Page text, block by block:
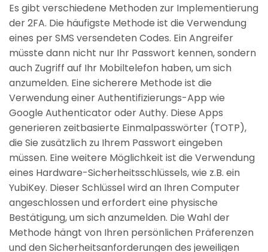
Es gibt verschiedene Methoden zur Implementierung
der 2FA. Die häufigste Methode ist die Verwendung
eines per SMS versendeten Codes. Ein Angreifer
müsste dann nicht nur Ihr Passwort kennen, sondern
auch Zugriff auf Ihr Mobiltelefon haben, um sich
anzumelden. Eine sicherere Methode ist die
Verwendung einer Authentifizierungs-App wie
Google Authenticator oder Authy. Diese Apps
generieren zeitbasierte Einmalpasswörter (TOTP),
die Sie zusätzlich zu Ihrem Passwort eingeben
müssen. Eine weitere Möglichkeit ist die Verwendung
eines Hardware-Sicherheitsschlüssels, wie z.B. ein
YubiKey. Dieser Schlüssel wird an Ihren Computer
angeschlossen und erfordert eine physische
Bestätigung, um sich anzumelden. Die Wahl der
Methode hängt von Ihren persönlichen Präferenzen
und den Sicherheitsanforderungen des jeweiligen